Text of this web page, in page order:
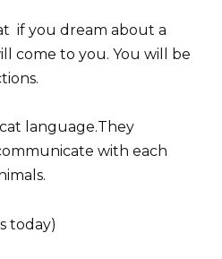
if you dream about a
come to you. You will be
language.They
with each
today)